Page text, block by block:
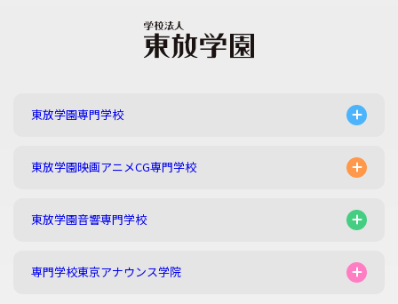
東放学園専門学校
東放学園映画アニメCG専門学校
東放学園音響専門学校
専門学校東京アナウンス学院